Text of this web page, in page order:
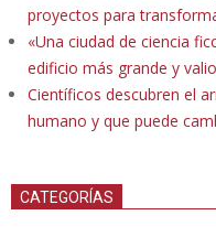
proyectos para
«Una ciudad de ciencia
edificio más grande y
Científicos descubren el
humano y que puede
CATEGORÍAS